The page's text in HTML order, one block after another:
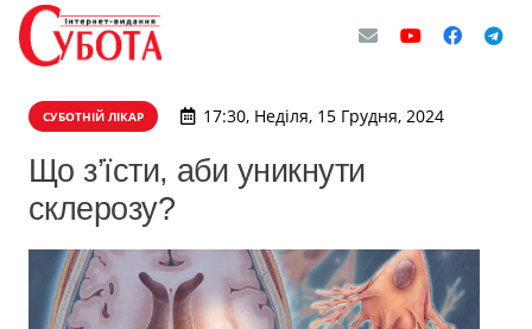
СУБОТНІЙ ЛІКАР 17:30, Неділя, 15 Грудня, 2024
Що з’їсти, аби уникнути
склерозу?